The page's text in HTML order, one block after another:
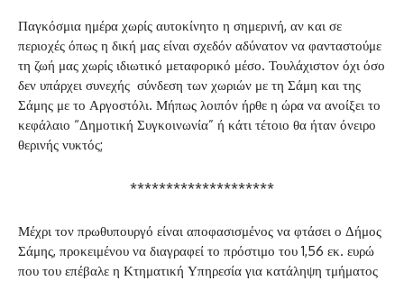
Παγκόσμια ημέρα χωρίς αυτοκίνητο η σημερινή, αν και σε
περιοχές όπως η δική μας είναι σχεδόν αδύνατον να φανταστούμε
τη ζωή μας χωρίς ιδιωτικό μεταφορικό μέσο. Τουλάχιστον όχι όσο
δεν υπάρχει συνεχής σύνδεση των χωριών με τη Σάμη και της
Σάμης με το Αργοστόλι. Μήπως λοιπόν ήρθε η ώρα να ανοίξει το
κεφάλαιο “Δημοτική Συγκοινωνία” ή κάτι τέτοιο θα ήταν όνειρο
θερινής νυκτός;
********************
Μέχρι τον πρωθυπουργό είναι αποφασισμένος να φτάσει ο Δήμος
Σάμης, προκειμένου να διαγραφεί το πρόστιμο του 1,56 εκ. ευρώ
που του επέβαλε η Κτηματική Υπηρεσία για κατάληψη τμήματος